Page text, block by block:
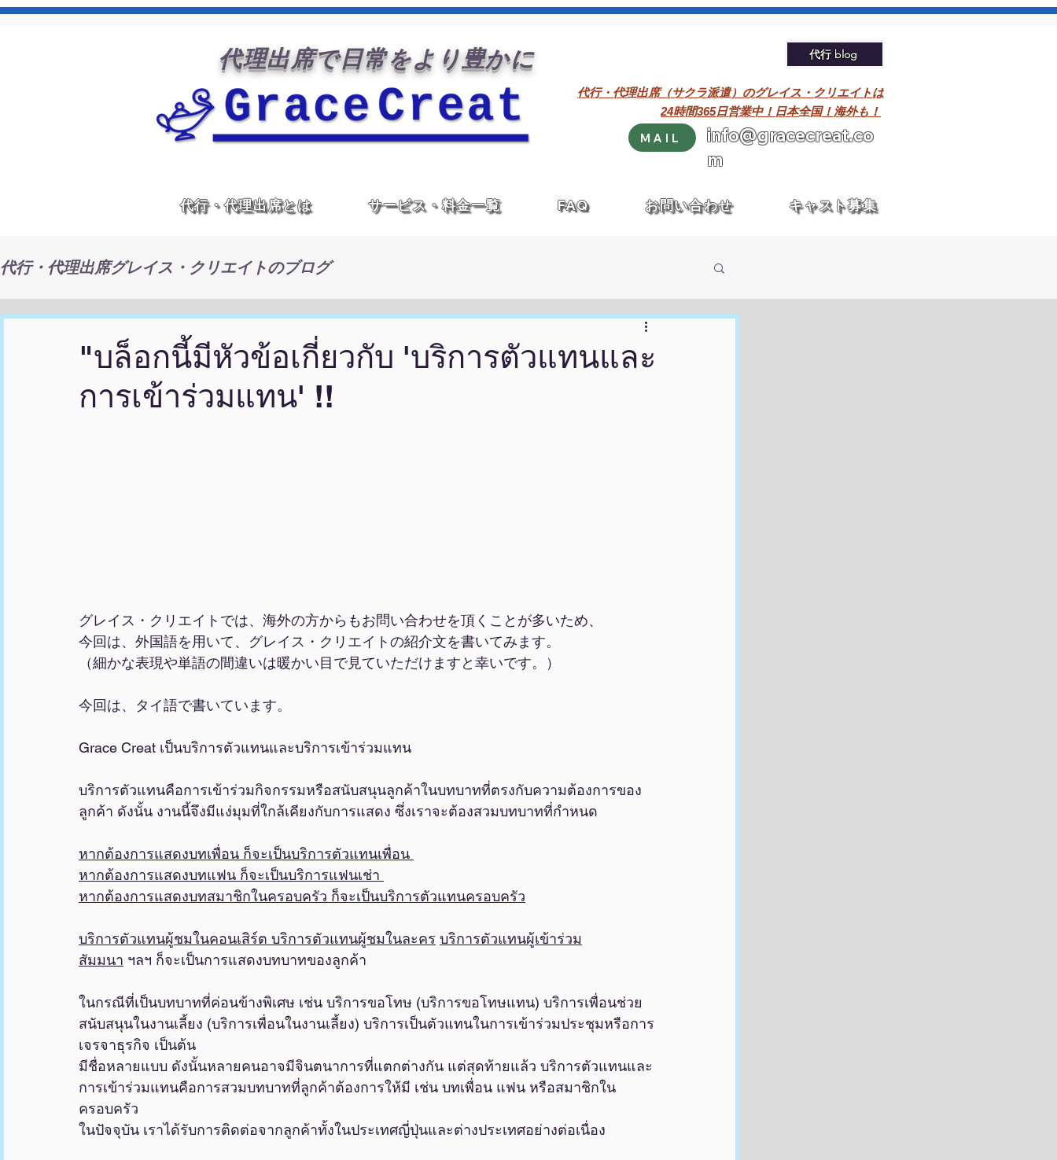
代理出席で日常をより豊かに 代行 blog
24時間365日営業中！日本全国！海外も！
代行・代理出席（サクラ派遣）のグレイス・クリエイトは
MAIL
info@gracecreat.co
m
代行・代理出席とは サービス・料金一覧 FAQ お問い合わせ キャスト募集
代行・代理出席グレイス・クリエイトのブログ
"บล็อกนี้มีหัวข้อเกี่ยวกับ 'บริการตัวแทนและ
การเข้าร่วมแทน' !!
グレイス・クリエイトでは、海外の方からもお問い合わせを頂くことが多いため、
今回は、外国語を用いて、グレイス・クリエイトの紹介文を書いてみます。
（細かな表現や単語の間違いは暖かい目で見ていただけますと幸いです。）
今回は、タイ語で書いています。
Grace Creat เป็นบริการตัวแทนและบริการเข้าร่วมแทน
บริการตัวแทนคือการเข้าร่วมกิจกรรมหรือสนับสนุนลูกค้าในบทบาทที่ตรงกับความต้องการของ
ลูกค้า ดังนั้น งานนี้จึงมีแง่มุมที่ใกล้เคียงกับการแสดง ซึ่งเราจะต้องสวมบทบาทที่กำหนด
หากต้องการแสดงบทเพื่อน ก็จะเป็นบริการตัวแทนเพื่อน
หากต้องการแสดงบทแฟน ก็จะเป็นบริการแฟนเช่า
หากต้องการแสดงบทสมาชิกในครอบครัว ก็จะเป็นบริการตัวแทนครอบครัว
บริการตัวแทนผู้ชมในคอนเสิร์ต บริการตัวแทนผู้ชมในละคร บริการตัวแทนผู้เข้าร่วม
สัมมนา ฯลฯ ก็จะเป็นการแสดงบทบาทของลูกค้า
ในกรณีที่เป็นบทบาทที่ค่อนข้างพิเศษ เช่น บริการขอโทษ (บริการขอโทษแทน) บริการเพื่อนช่วย
สนับสนุนในงานเลี้ยง (บริการเพื่อนในงานเลี้ยง) บริการเป็นตัวแทนในการเข้าร่วมประชุมหรือการ
เจรจาธุรกิจ เป็นต้น
มีชื่อหลายแบบ ดังนั้นหลายคนอาจมีจินตนาการที่แตกต่างกัน แต่สุดท้ายแล้ว บริการตัวแทนและ
การเข้าร่วมแทนคือการสวมบทบาทที่ลูกค้าต้องการให้มี เช่น บทเพื่อน แฟน หรือสมาชิกใน
ครอบครัว
ในปัจจุบัน เราได้รับการติดต่อจากลูกค้าทั้งในประเทศญี่ปุ่นและต่างประเทศอย่างต่อเนื่อง